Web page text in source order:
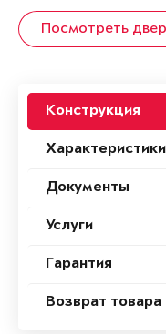
Посмотреть
Конструкция
Характеристики
Документы
Услуги
Гарантия
Возврат товара